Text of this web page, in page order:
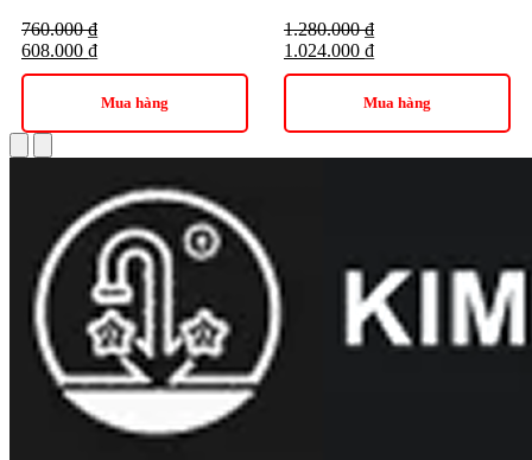
760.000₫
608.000 ₫
Mua hàng
1.280.000₫
1.024.000 ₫
Mua hàng